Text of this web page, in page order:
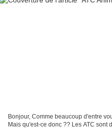
Bonjour, Comme beaucoup d'entre
Mais qu'est-ce donc ?? Les ATC sont